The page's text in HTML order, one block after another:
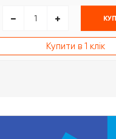
Купити в 1 клік